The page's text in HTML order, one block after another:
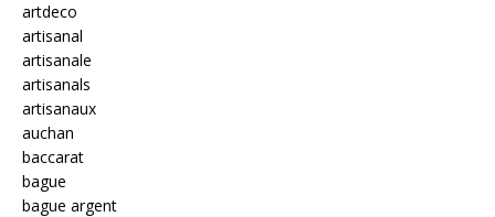
artdeco
artisanal
artisanale
artisanals
artisanaux
auchan
baccarat
bague
bague argent